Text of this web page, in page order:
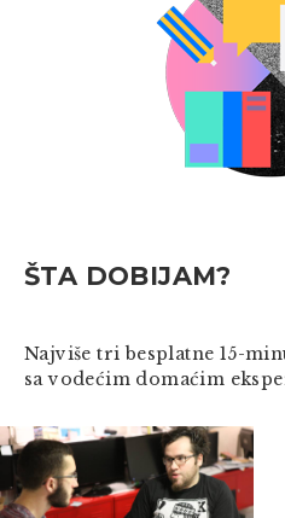
ŠTA DOBIJAM?
Najviše tri besplatne 15-
sa vodećim domaćim